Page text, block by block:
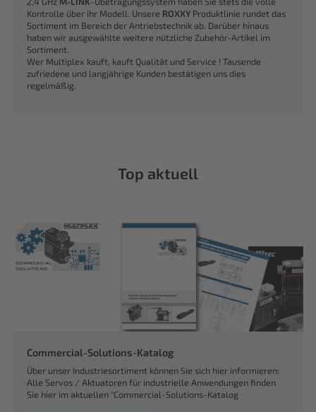
Kontrolle über ihr Modell. Unsere ROXXY Produktlinie rundet das
Sortiment im Bereich der Antriebstechnik ab. Darüber hinaus
haben wir ausgewählte weitere nützliche Zubehör-Artikel im
Sortiment.
Wer Multiplex kauft, kauft Qualität und Service ! Tausende
zufriedene und langjährige Kunden bestätigen uns dies
regelmäßig.
Top aktuell
Commercial-Solutions-Katalog
Über unser Industriesortiment können Sie sich hier informieren:
Alle Servos / Aktuatoren für industrielle Anwendungen finden
Sie hier im aktuellen "Commercial-Solutions-Katalog